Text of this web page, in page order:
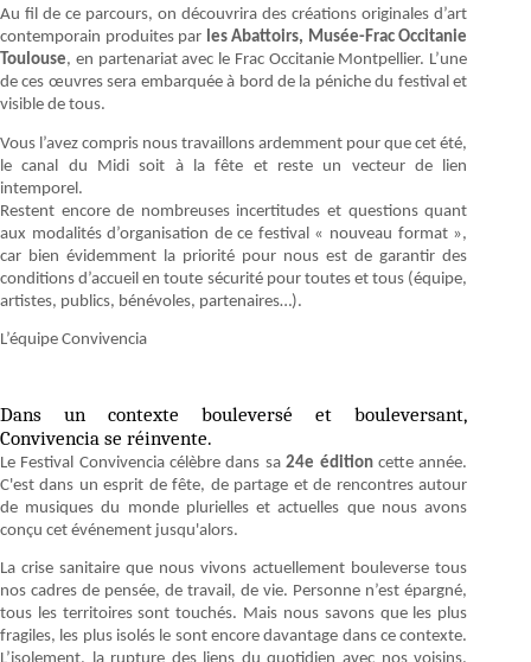
Au fil de ce parcours, on découvrira des créations originales d’art
contemporain produites par les Abattoirs, Musée-Frac Occitanie
Toulouse, en partenariat avec le Frac Occitanie Montpellier. L’une
de ces œuvres sera embarquée à bord de la péniche du festival et
visible de tous.
Vous l’avez compris nous travaillons ardemment pour que cet été,
le canal du Midi soit à la fête et reste un vecteur de lien
intemporel.
Restent encore de nombreuses incertitudes et questions quant
aux modalités d’organisation de ce festival « nouveau format »,
car bien évidemment la priorité pour nous est de garantir des
conditions d’accueil en toute sécurité pour toutes et tous (équipe,
artistes, publics, bénévoles, partenaires…).
L’équipe Convivencia
Dans un contexte bouleversé et bouleversant,
Convivencia se réinvente.
Le Festival Convivencia célèbre dans sa24e éditioncette année.
C'est dans un esprit de fête, de partage et de rencontres autour
de musiques du monde plurielles et actuelles que nous avons
conçu cet événement jusqu'alors.
La crise sanitaire que nous vivons actuellement bouleverse tous
nos cadres de pensée, de travail, de vie. Personne n’est épargné,
tous les territoires sont touchés. Mais nous savons que les plus
fragiles, les plus isolés le sont encore davantage dans ce contexte.